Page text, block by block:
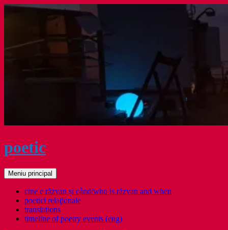
Sari
poetic
Caută
Meniu principal
cine e răzvan și când/who is răzvan and when
poetici relaţionale
translations
timeline of poetry events (eng)